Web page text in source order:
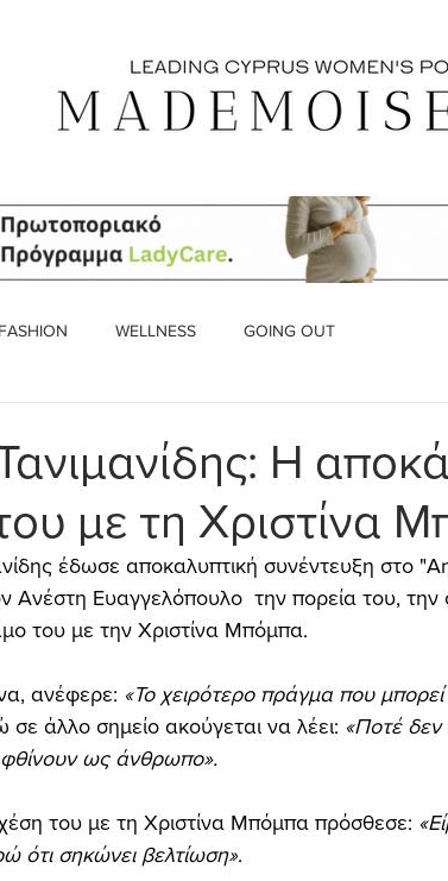
FASHION WELLNESS GOING OUT
Η
με τη Χριστίνα
έδωσε αποκαλυπτική συνέντευξη στο
Ανέστη Ευαγγελόπουλο  την πορεία του,
του με την Χριστίνα Μπόμπα.
ανέφερε: «Το χειρότερο πράγμα που
σε άλλο σημείο ακούγεται να λέει: «Ποτέ
ως άνθρωπο».
του με τη Χριστίνα Μπόμπα πρόσθεσε:
ότι σηκώνει βελτίωση».